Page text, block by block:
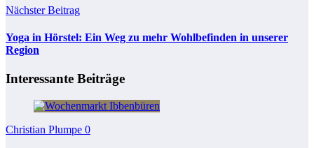
Nächster Beitrag
Yoga in Hörstel: Ein Weg zu mehr Wohlbefinden in unserer
Region
Interessante Beiträge
Christian Plumpe 0